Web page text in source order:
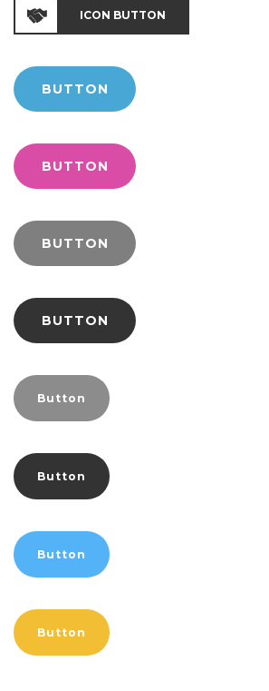
ICON BUTTON
BUTTON
BUTTON
BUTTON
BUTTON
Button
Button
Button
Button